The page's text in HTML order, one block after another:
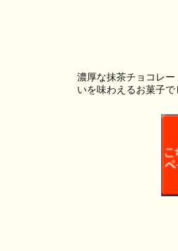
濃厚な抹茶チョコレ
いを味わえるお菓子で